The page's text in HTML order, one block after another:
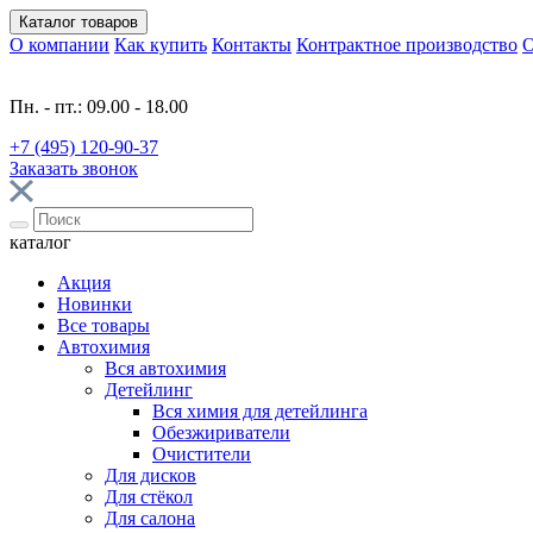
Каталог товаров
О компании Как купить Контакты Контрактное производство
Пн. - пт.: 09.00 - 18.00
+7 (495) 120-90-37
Заказать звонок
каталог
Акция
Новинки
Все товары
Автохимия
Вся автохимия
Детейлинг
Вся химия для детейлинга
Обезжириватели
Очистители
Для дисков
Для стёкол
Для салона